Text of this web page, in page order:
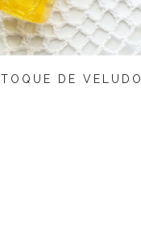
TOQUE DE VELUDO